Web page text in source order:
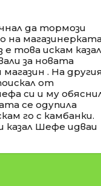
да тормози
на
е това искам
за новата
магазин . На
от
си и му
се одупила
го с камбанки.
казал Шефе идваи